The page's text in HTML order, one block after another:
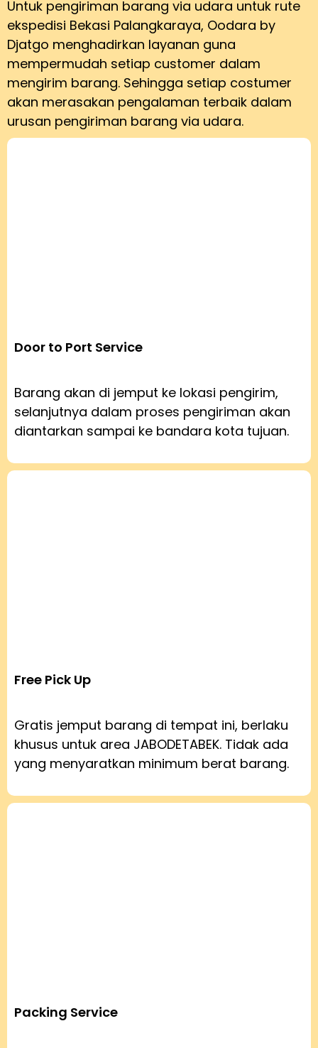
Untuk pengiriman barang via udara untuk rute
ekspedisi Bekasi Palangkaraya, Oodara by
Djatgo menghadirkan layanan guna
mempermudah setiap customer dalam
mengirim barang. Sehingga setiap costumer
akan merasakan pengalaman terbaik dalam
urusan pengiriman barang via udara.
Door to Port Service
Barang akan di jemput ke lokasi pengirim,
selanjutnya dalam proses pengiriman akan
diantarkan sampai ke bandara kota tujuan.
Free Pick Up
Gratis jemput barang di tempat ini, berlaku
khusus untuk area JABODETABEK. Tidak ada
yang menyaratkan minimum berat barang.
Packing Service